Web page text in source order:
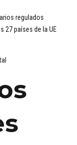
regulados
27 países de la UE